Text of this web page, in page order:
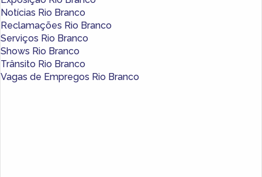
Notícias Rio Branco
Reclamações Rio Branco
Serviços Rio Branco
Shows Rio Branco
Trânsito Rio Branco
Vagas de Empregos Rio Branco